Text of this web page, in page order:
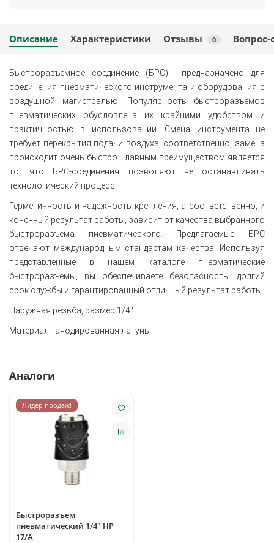
Описание Характеристики Отзывы 0 Вопрос-
Быстроразъемное соединение (БРС) предназначено для
соединения пневматического инструмента и оборудования с
воздушной магистралью. Популярность быстроразъемов
пневматических обусловлена их крайними удобством и
практичностью в использовании. Смена инструмента не
требует перекрытия подачи воздуха, соответственно, замена
происходит очень быстро. Главным преимуществом является
то, что БРС-соединения позволяют не останавливать
технологический процесс.
Герметичность и надежность крепления, а соответственно, и
конечный результат работы, зависит от качества выбранного
быстроразъема пневматического. Предлагаемые БРС
отвечают международным стандартам качества. Используя
представленные в нашем каталоге пневматические
быстроразъемы, вы обеспечиваете безопасность, долгий
срок службы и гарантированный отличный результат работы.
Наружная резьба, размер 1/4"
Материал - анодированная латунь
Аналоги
Лидер продаж!
Быстроразъем
пневматический 1/4" НP
17/A